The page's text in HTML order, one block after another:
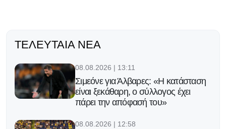
ΤΕΛΕΥΤΑΊΑ ΝΈΑ
08.08.2026 | 13:11
Σιμεόνε για Άλβαρες: «Η κατάσταση
είναι ξεκάθαρη, ο σύλλογος έχει
πάρει την απόφασή του»
08.08.2026 | 12:58